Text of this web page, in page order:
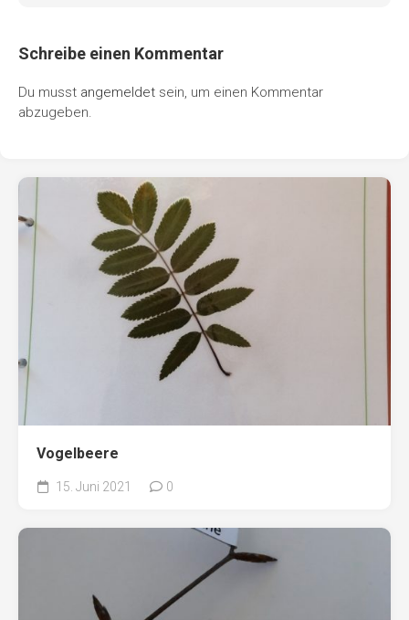
Schreibe einen Kommentar
Du musst angemeldet sein, um einen Kommentar
abzugeben.
Vogelbeere
15. Juni 2021 0